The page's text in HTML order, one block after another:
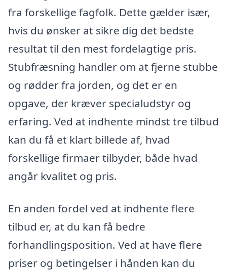
fra forskellige fagfolk. Dette gælder især,
hvis du ønsker at sikre dig det bedste
resultat til den mest fordelagtige pris.
Stubfræsning handler om at fjerne stubbe
og rødder fra jorden, og det er en
opgave, der kræver specialudstyr og
erfaring. Ved at indhente mindst tre tilbud
kan du få et klart billede af, hvad
forskellige firmaer tilbyder, både hvad
angår kvalitet og pris.
En anden fordel ved at indhente flere
tilbud er, at du kan få bedre
forhandlingsposition. Ved at have flere
priser og betingelser i hånden kan du